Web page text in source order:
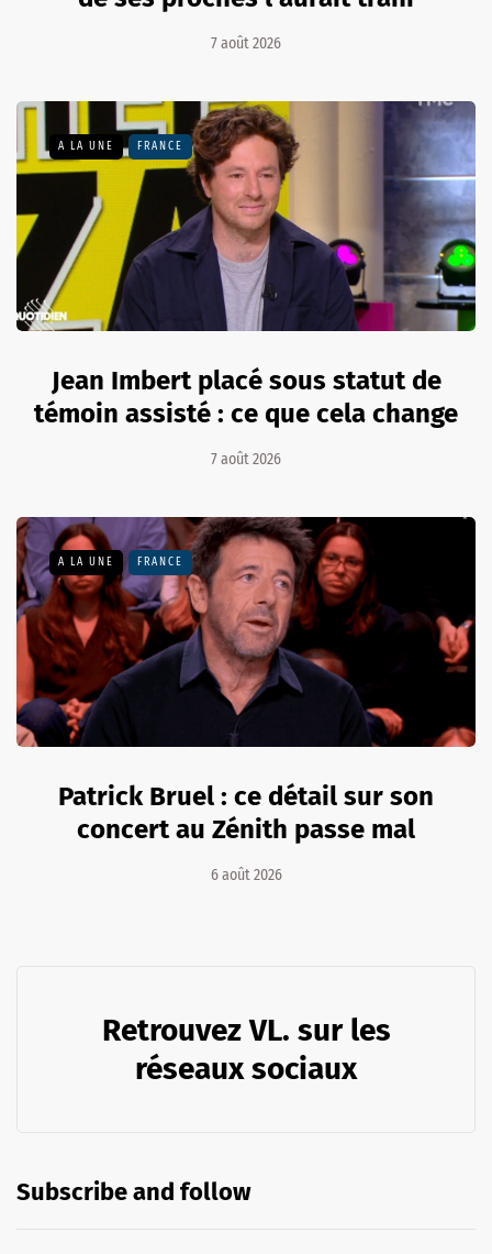
7 août 2026
A LA UNE FRANCE
Jean Imbert placé sous statut de
témoin assisté : ce que cela change
7 août 2026
A LA UNE FRANCE
Patrick Bruel : ce détail sur son
concert au Zénith passe mal
6 août 2026
Retrouvez VL. sur les
réseaux sociaux
Subscribe and follow